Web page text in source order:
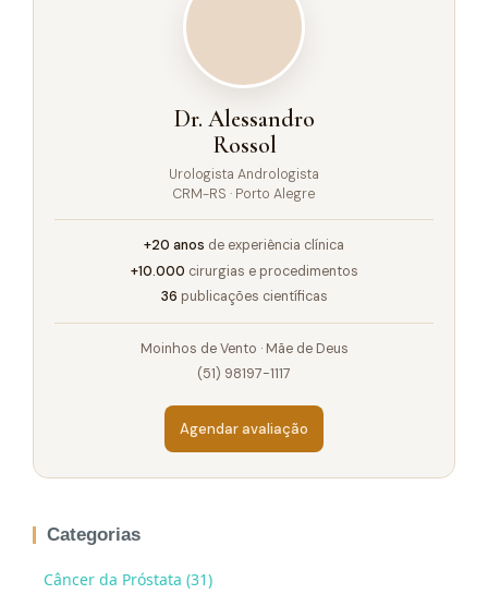
Dr. Alessandro
Rossol
Urologista Andrologista
CRM-RS · Porto Alegre
+20 anos de experiência clínica
+10.000 cirurgias e procedimentos
36 publicações científicas
Moinhos de Vento · Mãe de Deus
(51) 98197-1117
Agendar avaliação
Categorias
Câncer da Próstata (31)